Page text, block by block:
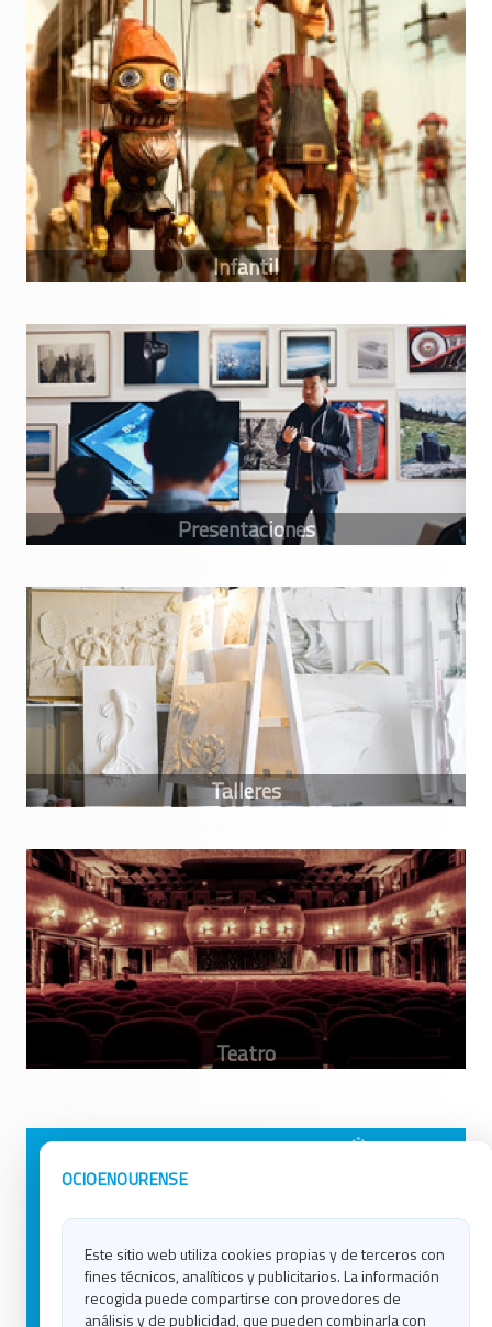
OCIOENOURENSE
Este sitio web utiliza cookies propias y de terceros con
fines técnicos, analíticos y publicitarios. La información
recogida puede compartirse con provedores de
análisis y de publicidad, que pueden combinarla con
Avisos Legales
Contacto
Política de Cookies
Ocio en Lugo
Ocio en Ourense
Ocio en Pontevedra